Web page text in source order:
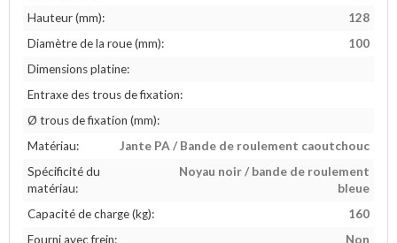
Hauteur (mm):
128
Diamètre de la roue (mm):
100
Dimensions platine:
Entraxe des trous de fixation:
Ø trous de fixation (mm):
Matériau:
Jante PA / Bande de roulement caoutchouc
Spécificité du
matériau:
Noyau noir / bande de roulement
bleue
Capacité de charge (kg):
160
Fourni avec frein:
Non